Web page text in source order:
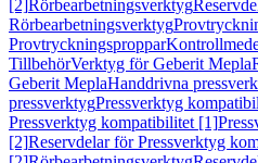
[2]Rörbearbetningsverktyg
Rörbearbetningsverktyg
Provtryckningsproppar
TillbehörVerktyg för Geberit Mepla
Geberit MeplaHanddrivna
pressverktygPressverktyg
Pressverktyg kompatibilitet [1]
[2]Reservdelar för Pressverktyg